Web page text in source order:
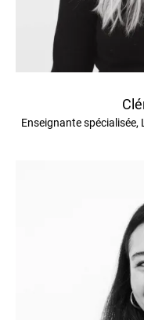
Enseignante spécialisée,